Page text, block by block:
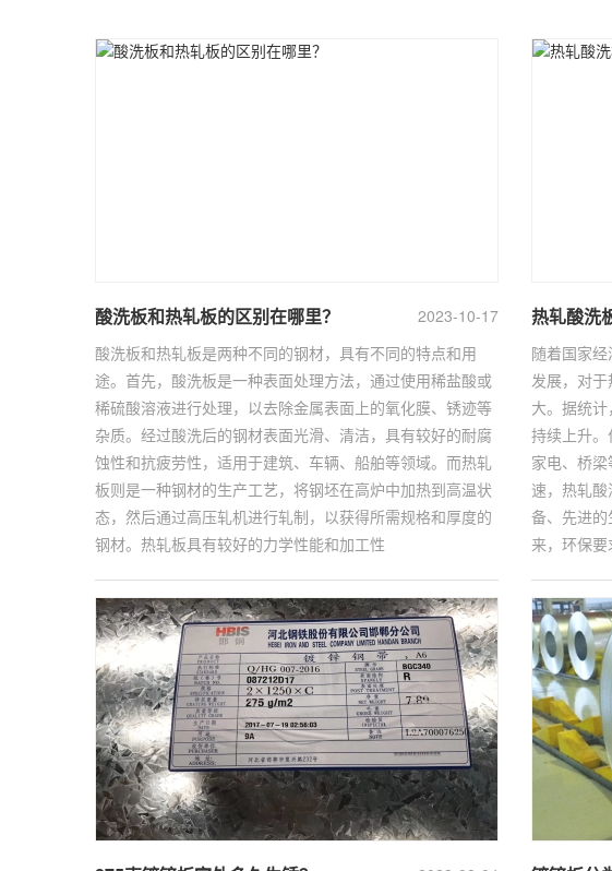
2023-10-17
酸洗板和热轧板的区别在哪里？
酸洗板和热轧板是两种不同的钢材，具有不同的特点和用
途。首先，酸洗板是一种表面处理方法，通过使用稀盐酸或
稀硫酸溶液进行处理，以去除金属表面上的氧化膜、锈迹等
杂质。经过酸洗后的钢材表面光滑、清洁，具有较好的耐腐
蚀性和抗疲劳性，适用于建筑、车辆、船舶等领域。而热轧
板则是一种钢材的生产工艺，将钢坯在高炉中加热到高温状
态，然后通过高压轧机进行轧制，以获得所需规格和厚度的
钢材。热轧板具有较好的力学性能和加工性
热轧酸洗
随着国家
发展，对
大。据统
持续上升。
家电、桥
速，热轧
备、先进
来，环保